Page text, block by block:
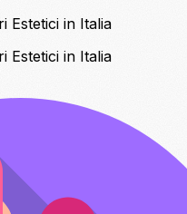
Estetici in Italia
Estetici in Italia